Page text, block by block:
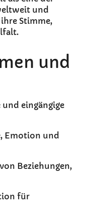
und
Stimme,
und
eingängige
Emotion und
Beziehungen,
für